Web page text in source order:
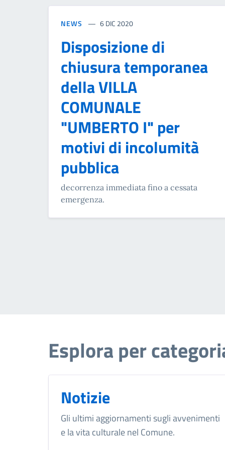
NEWS 6 DIC 2020
Disposizione di
chiusura temporanea
della VILLA
COMUNALE
"UMBERTO I" per
motivi di incolumità
pubblica
decorrenza immediata fino a cessata
emergenza.
Esplora per
Notizie
Gli ultimi aggiornamenti sugli avvenimenti
e la vita culturale nel Comune.